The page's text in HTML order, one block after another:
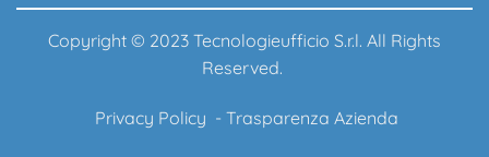
Copyright © 2023 Tecnologieufficio S.r.l. All Rights
Reserved.
Privacy Policy - Trasparenza Azienda